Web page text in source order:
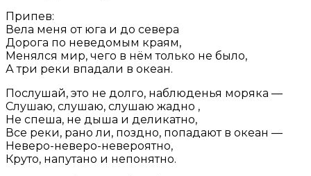
Припев:
Вела меня от юга и до севера
Дорога по неведомым краям,
Менялся мир, чего в нём только не было,
А три реки впадали в океан.
Послушай, это не долго, наблюденья моряка —
Слушаю, слушаю, слушаю жадно ,
Не спеша, не дыша и деликатно,
Все реки, рано ли, поздно, попадают в океан —
Неверо-неверо-невероятно,
Круто, напутано и непонятно.